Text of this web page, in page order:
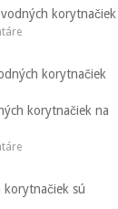
korytnačiek
korytnačiek na